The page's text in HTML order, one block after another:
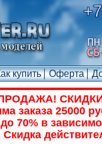
купить Оферта
заказа 25000
70% в
Скидка